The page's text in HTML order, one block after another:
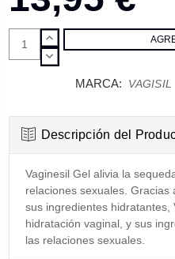
AUMENTAR
CANTIDAD:
DISMINUIR
MARCA: VAGISIL
Descripción del
Vaginesil Gel alivia la
relaciones sexuales.
sus ingredientes hidratantes,
hidratación vaginal, y sus
las relaciones sexuales.